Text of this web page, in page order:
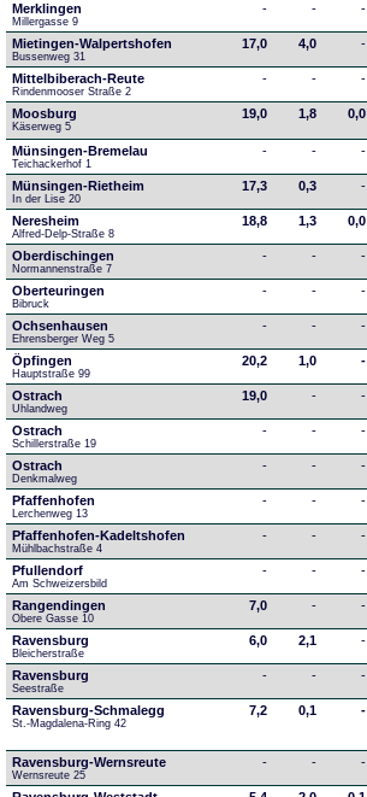
Merklingen
Millergasse 9
- - -
Mietingen-Walpertshofen
Bussenweg 31
17,0 4,0 -
Mittelbiberach-Reute
Rindenmooser Straße 2
- - -
Moosburg
Käserweg 5
19,0 1,8 0,0
Münsingen-Bremelau
Teichackerhof 1
- - -
Münsingen-Rietheim
In der Lise 20
17,3 0,3 -
Neresheim
Alfred-Delp-Straße 8
18,8 1,3 0,0
Oberdischingen
Normannenstraße 7
- - -
Oberteuringen
Bibruck
- - -
Ochsenhausen
Ehrensberger Weg 5
- - -
Öpfingen
Hauptstraße 99
20,2 1,0 -
Ostrach
Uhlandweg
19,0 - -
Ostrach
Schillerstraße 19
- - -
Ostrach
Denkmalweg
- - -
Pfaffenhofen
Lerchenweg 13
- - -
Pfaffenhofen-Kadeltshofen
Mühlbachstraße 4
- - -
Pfullendorf
Am Schweizersbild
- - -
Rangendingen
Obere Gasse 10
7,0 - -
Ravensburg
Bleicherstraße
6,0 2,1 -
Ravensburg
Seestraße
- - -
Ravensburg-Schmalegg
St.-Magdalena-Ring 42
7,2 0,1 -
Ravensburg-Wernsreute
Wernsreute 25
- - -